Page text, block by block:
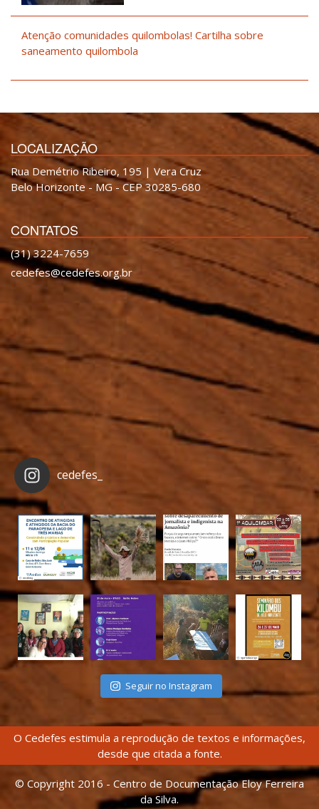
Atenção comunidades quilombolas! Cartilha sobre
saneamento quilombola
LOCALIZAÇÃO
Rua Demétrio Ribeiro, 195 | Vera Cruz
Belo Horizonte - MG - CEP 30285-680
CONTATOS
(31) 3224-7659
cedefes@cedefes.org.br
cedefes_
Seguir no Instagram
O Cedefes estimula a reprodução de textos e informações,
desde que citada a fonte.
© Copyright 2016 - Centro de Documentação Eloy Ferreira
da Silva.